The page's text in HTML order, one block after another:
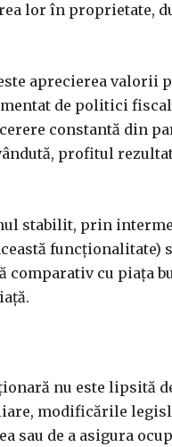
lor în proprietate,
aprecierea valorii
de politici
constantă din
profitul
stabilit, prin
funcționalitate)
comparativ cu piața
nu este lipsită
modificările
de a asigura